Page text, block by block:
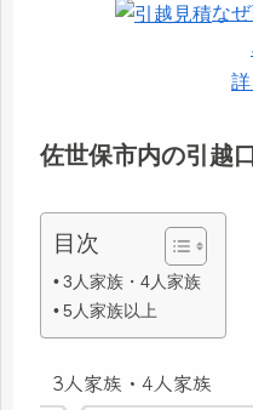
な
佐世保市内の引越
目次
3人家族・4人家族
5人家族以上
3人家族・4人家族